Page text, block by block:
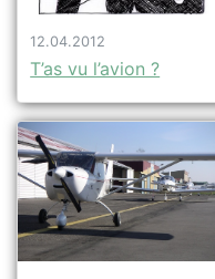
12.04.2012
T’as vu l’avion ?